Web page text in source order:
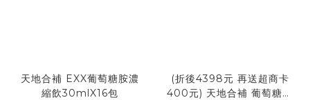
天地合補 EXX葡萄糖胺濃
縮飲30mlX16包
(折後4398元 再送超商卡
400元) 天地合補 葡萄糖胺